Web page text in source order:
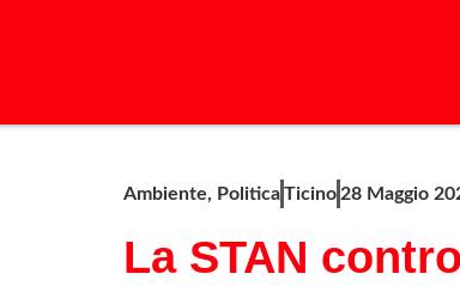
Ambiente, PoliticaTicino 28 Maggio
La STAN